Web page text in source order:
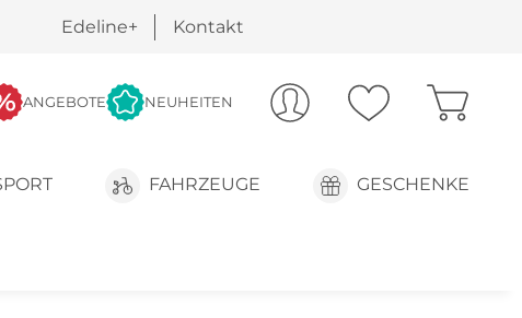
Edeline+ Kontakt
ANGEBOTE NEUHEITEN
FAHRZEUGE GESCHENKE